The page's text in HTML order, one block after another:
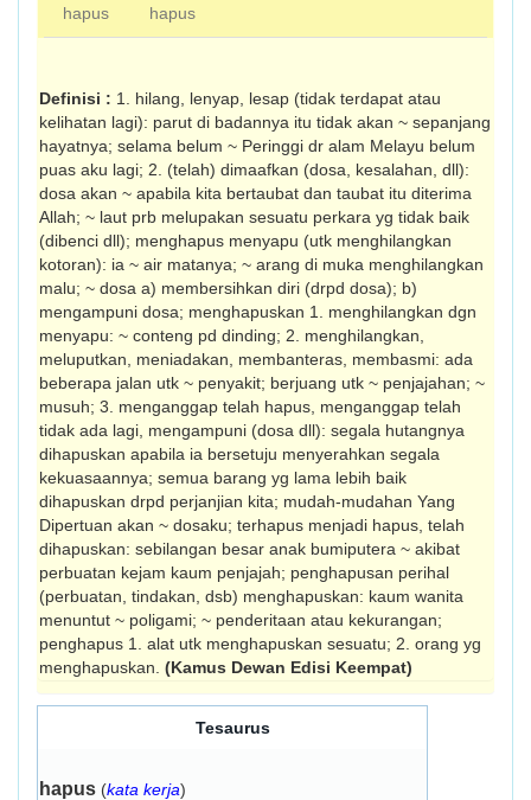
hapus hapus
Definisi : 1. hilang, lenyap, lesap (tidak terdapat atau
kelihatan lagi): parut di badannya itu tidak akan ~ sepanjang
hayatnya; selama belum ~ Peringgi dr alam Melayu belum
puas aku lagi; 2. (telah) dimaafkan (dosa, kesalahan, dll):
dosa akan ~ apabila kita bertaubat dan taubat itu diterima
Allah; ~ laut prb melupakan sesuatu perkara yg tidak baik
(dibenci dll); menghapus menyapu (utk menghilangkan
kotoran): ia ~ air matanya; ~ arang di muka menghilangkan
malu; ~ dosa a) membersih­kan diri (drpd dosa); b)
mengampuni dosa; menghapuskan 1. menghilangkan dgn
me­nyapu: ~ conteng pd dinding; 2. meng­hilangkan,
meluputkan, meniadakan, mem­banteras, membasmi: ada
beberapa jalan utk ~ penyakit; berjuang utk ~ penjajahan; ~
musuh; 3. menganggap telah hapus, meng­ang­gap telah
tidak ada lagi, mengampuni (dosa dll): segala hutangnya
dihapuskan apabila ia bersetuju menyerah­kan segala
kekuasa­annya; semua barang yg lama lebih baik
dihapuskan drpd perjanjian kita; mudah-mudahan Yang
Dipertuan akan ~ dosaku; terhapus menjadi hapus, telah
dihapuskan: sebilangan besar anak bumiputera ~ akibat
perbuatan kejam kaum penjajah; penghapusan perihal
(perbuatan, tindakan, dsb) menghapuskan: kaum wanita
menuntut ~ poligami; ~ penderitaan atau kekurangan;
penghapus 1. alat utk menghapuskan se­suatu; 2. orang yg
menghapuskan. (Kamus Dewan Edisi Keempat)
Tesaurus
hapus (kata kerja)